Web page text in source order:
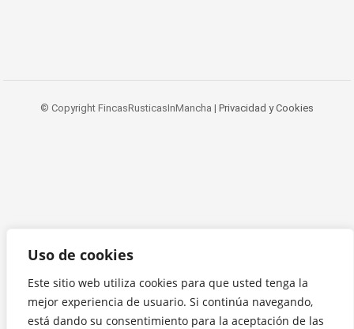
Uso de cookies
Este sitio web utiliza cookies para que usted tenga la
mejor experiencia de usuario. Si continúa navegando,
está dando su consentimiento para la aceptación de las
© Copyright FincasRusticasInMancha | Privacidad y Cookies